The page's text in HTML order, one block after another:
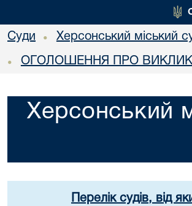
Суди • Херсонський міський
• ОГОЛОШЕННЯ ПРО
Херсонський
Перелік судів, від